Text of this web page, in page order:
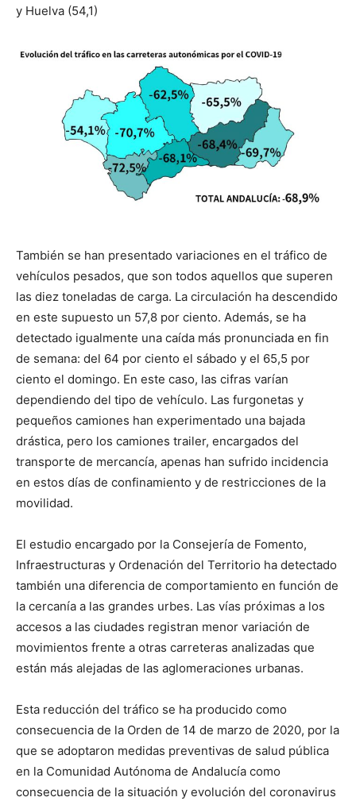
y Huelva (54,1)
También se han presentado variaciones en el tráfico de
vehículos pesados, que son todos aquellos que superen
las diez toneladas de carga. La circulación ha descendido
en este supuesto un 57,8 por ciento. Además, se ha
detectado igualmente una caída más pronunciada en fin
de semana: del 64 por ciento el sábado y el 65,5 por
ciento el domingo. En este caso, las cifras varían
dependiendo del tipo de vehículo. Las furgonetas y
pequeños camiones han experimentado una bajada
drástica, pero los camiones trailer, encargados del
transporte de mercancía, apenas han sufrido incidencia
en estos días de confinamiento y de restricciones de la
movilidad.
El estudio encargado por la Consejería de Fomento,
Infraestructuras y Ordenación del Territorio ha detectado
también una diferencia de comportamiento en función de
la cercanía a las grandes urbes. Las vías próximas a los
accesos a las ciudades registran menor variación de
movimientos frente a otras carreteras analizadas que
están más alejadas de las aglomeraciones urbanas.
Esta reducción del tráfico se ha producido como
consecuencia de la Orden de 14 de marzo de 2020, por la
que se adoptaron medidas preventivas de salud pública
en la Comunidad Autónoma de Andalucía como
consecuencia de la situación y evolución del coronavirus